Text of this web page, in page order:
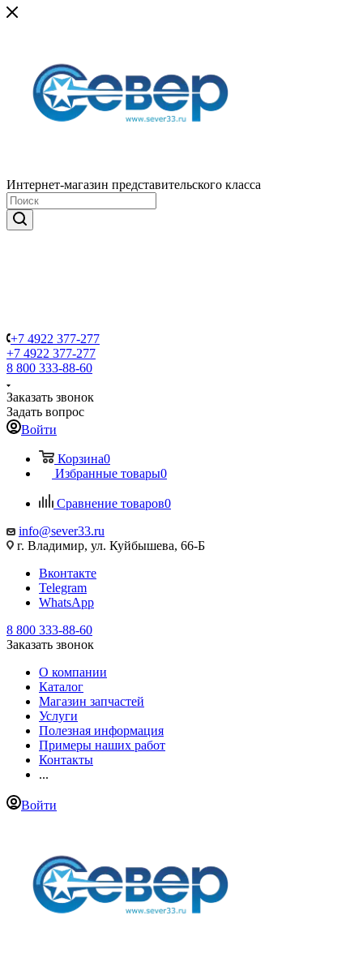
Интернет-магазин представительского класса
+7 4922 377-277
+7 4922 377-277
8 800 333-88-60
Заказать звонок
Задать вопрос
Войти
Корзина0
Избранные товары0
Сравнение товаров0
info@sever33.ru
г. Владимир, ул. Куйбышева, 66-Б
Вконтакте
Telegram
WhatsApp
8 800 333-88-60
Заказать звонок
О компании
Каталог
Магазин запчастей
Услуги
Полезная информация
Примеры наших работ
Контакты
...
Войти